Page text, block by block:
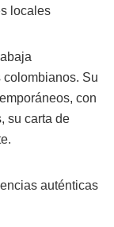
locales
Su
con
su carta de
auténticas